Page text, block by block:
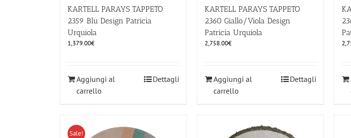
KARTELL PARAYS TAPPETO
2359 Blu Design Patricia
Urquiola
1,379.00€
Aggiungi al
carrello
Dettagli
KARTELL PARAYS TAPPETO
2360 Giallo/Viola Design
Patricia Urquiola
2,758.00€
Aggiungi al
carrello
Dettagli
Sale!